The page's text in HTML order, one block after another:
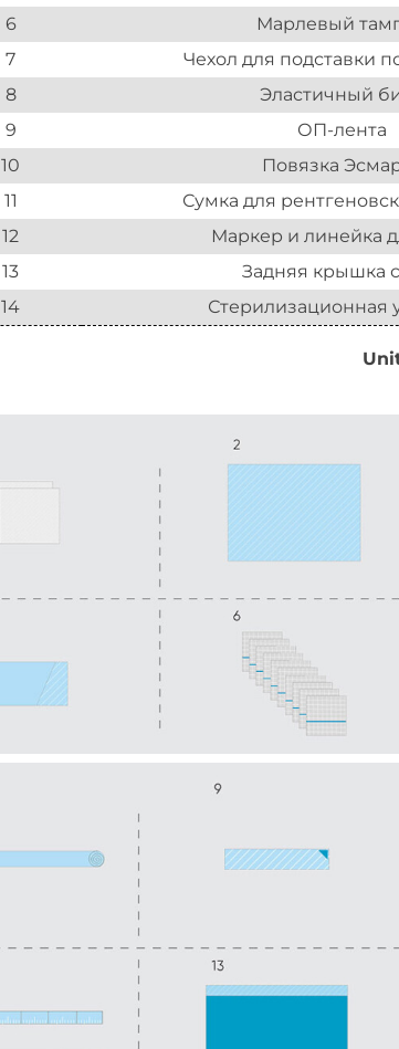
6
Марлевый
7
Чехол для подставки
8
Эластичный
9
ОП-лента
10
Повязка
11
Сумка для
12
Маркер и линейка
13
Задняя крышка
14
Стерилизационная